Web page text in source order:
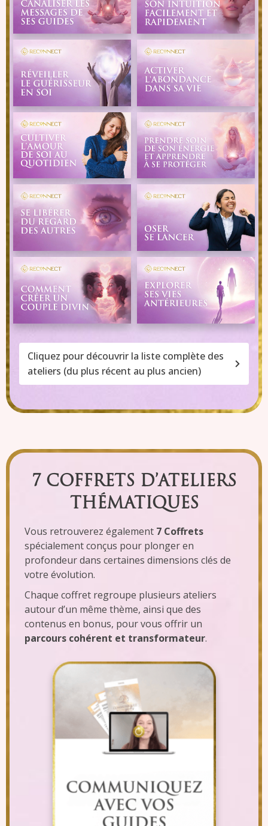
Cliquez pour découvrir la liste complète des
ateliers (du plus récent au plus ancien)
7 COFFRETS D’ATELIERS
THÉMATIQUES
Vous retrouverez également 7 Coffrets
spécialement conçus pour plonger en
profondeur dans certaines dimensions clés de
votre évolution.
Chaque coffret regroupe plusieurs ateliers
autour d’un même thème, ainsi que des
contenus en bonus, pour vous offrir un
parcours cohérent et transformateur.